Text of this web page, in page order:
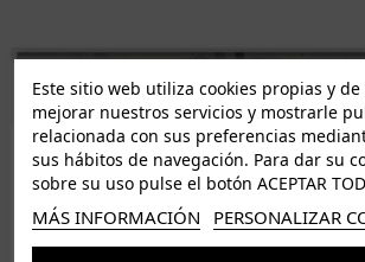
ENVÍO GRATUITO *
ISLAS CANARIAS
Tenerife 3.50€. Gratis a partir de 50€
Resto de islas 5€. Gratis a partir de 50€
Este sitio web utiliza cookies propias y
mejorar nuestros servicios y mostrarle
relacionada con sus preferencias
sus hábitos de navegación. Para dar su
sobre su uso pulse el botón ACEPTAR
MÁS INFORMACIÓN PERSONALIZAR